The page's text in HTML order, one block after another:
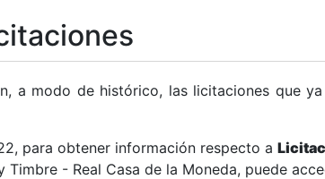
a modo de histórico, las licitaciones que
para obtener información respecto a
Timbre - Real Casa de la Moneda, puede